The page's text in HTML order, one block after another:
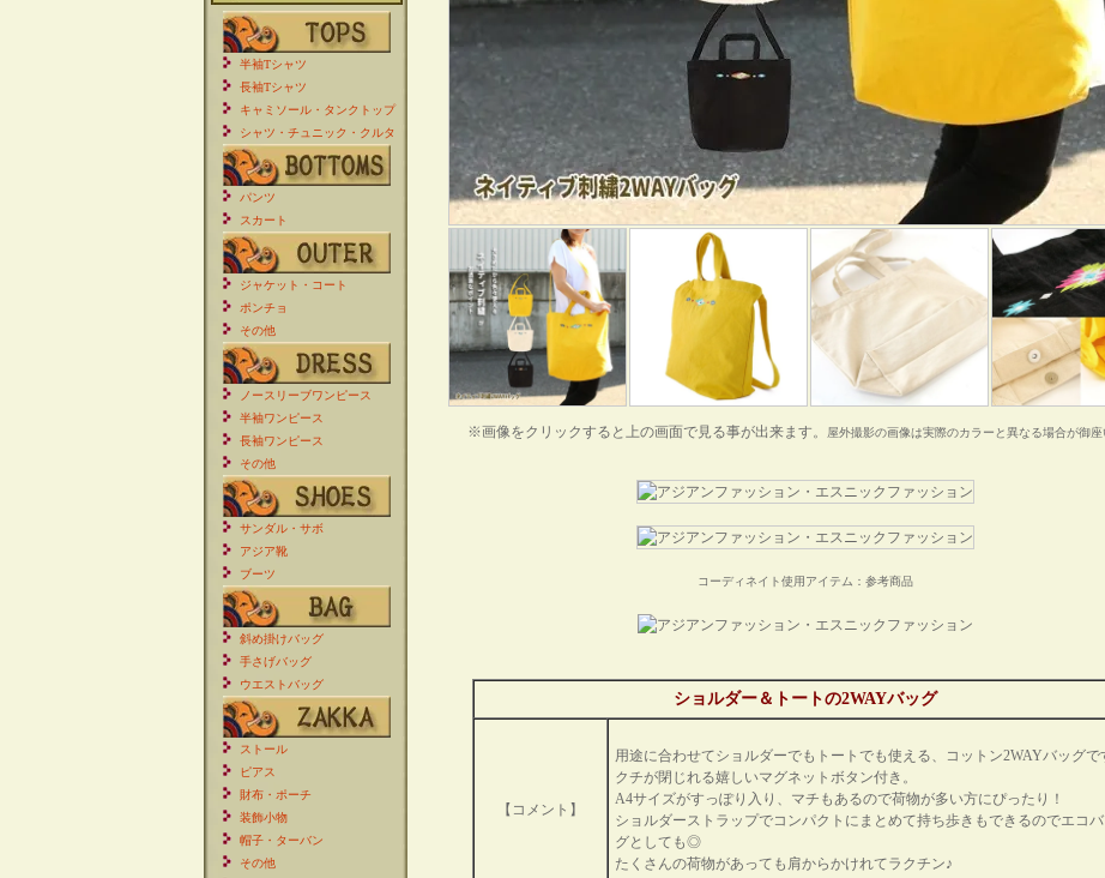
※画像をクリックすると上の画面で見る事が出来ます。 屋外撮影の画像は実際のカラーと異なる場合が御座
コーディネイト使用アイテム：参考商品
ショルダー＆トートの2WAYバッグ
【コメント】
用途に合わせてショルダーでもトートでも使える、コットン2WAYバッグで
クチが閉じれる嬉しいマグネットボタン付き。
A4サイズがすっぽり入り、マチもあるので荷物が多い方にぴったり！
ショルダーストラップでコンパクトにまとめて持ち歩きもできるのでエコバ
グとしても◎
たくさんの荷物があっても肩からかけれてラクチン♪
半袖Tシャツ
長袖Tシャツ
キャミソール・タンクトップ
シャツ・チュニック・クルタ
パンツ
スカート
ジャケット・コート
ポンチョ
その他
ノースリーブワンピース
半袖ワンピース
長袖ワンピース
その他
サンダル・サボ
アジア靴
ブーツ
斜め掛けバッグ
手さげバッグ
ウエストバッグ
ストール
ピアス
財布・ポーチ
装飾小物
帽子・ターバン
その他